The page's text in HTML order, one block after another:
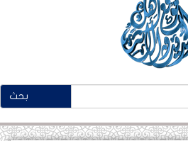
بحث